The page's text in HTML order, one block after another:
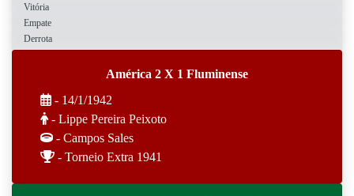
Vitória
Empate
Derrota
América 2 X 1 Fluminense
- 14/1/1942
- Lippe Pereira Peixoto
- Campos Sales
- Torneio Extra 1941